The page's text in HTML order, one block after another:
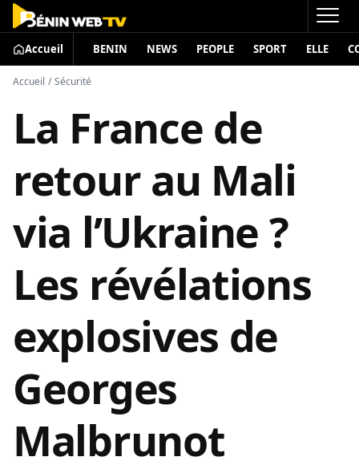
Accueil BENIN NEWS PEOPLE SPORT ELLE
Accueil / Sécurité
La France de
retour au Mali
via l’Ukraine ?
Les révélations
explosives de
Georges
Malbrunot